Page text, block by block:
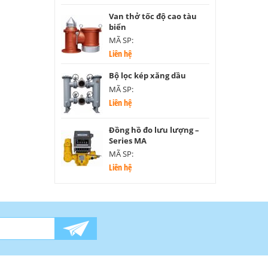
Van thở tốc độ cao tàu
biển
MÃ SP:
Liên hệ
Bộ lọc kép xăng dầu
MÃ SP:
Liên hệ
Đồng hồ đo lưu lượng –
Series MA
MÃ SP:
Liên hệ